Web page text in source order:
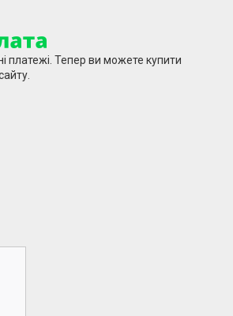
платежі. Тепер ви можете купити